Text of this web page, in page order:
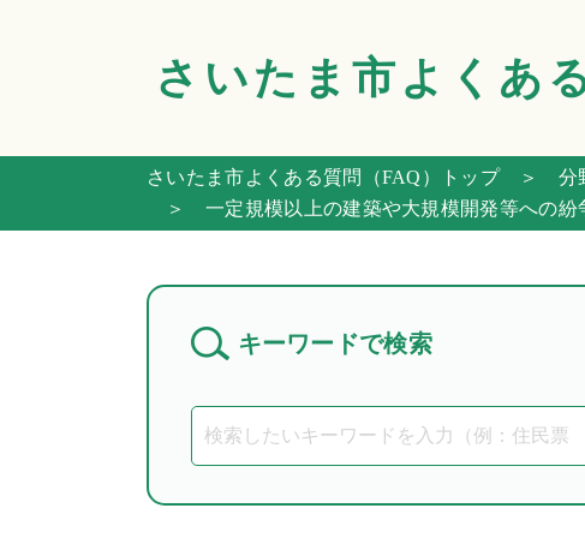
さいたま市 よくあ
さいたま市よくある質問（FAQ）トップ＞ 分
＞ 一定規模以上の建築や大規模開発等への紛
キーワードで検索